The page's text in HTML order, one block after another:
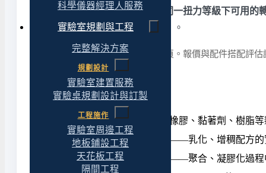
科學儀器經理人服務
實驗室規劃與工程
完整解決方案
規劃設計
實驗室建置服務
實驗桌規劃設計與訂製
工程施作
實驗室周邊工程
地板鋪設工程
天花板工程
隔間工程
馬達功率帶來兩個實際差別：
同一扭力等級下可用的
（20／40／60／80% 過載提示）。
詳細規格請參閱本頁「規格」分頁。報價與配件搭配評
適合什麼應用
高分子與樹脂研究
——合成橡膠、黏著劑、樹脂
食品、化妝品與醫藥品研發
——乳化、增稠配方的
黏度會在製程中上升的反應
——聚合、凝膠化過程